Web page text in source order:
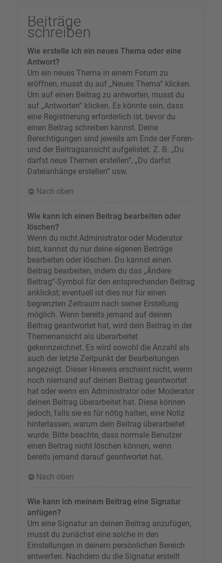
Beiträge
schreiben
Wie erstelle ich ein neues Thema oder eine
Antwort?
Um ein neues Thema in einem Forum zu
eröffnen, musst du auf „Neues Thema“ klicken.
Um auf einen Beitrag zu antworten, musst du
auf „Antworten“ klicken. Es könnte sein, dass
eine Registrierung erforderlich ist, bevor du
einen Beitrag schreiben kannst. Deine
Berechtigungen sind jeweils am Ende der Foren-
und der Beitragsansicht aufgelistet. Z. B. „Du
darfst neue Themen erstellen“, „Du darfst
Dateianhänge erstellen“ usw.
Nach oben
Wie kann ich einen Beitrag bearbeiten oder
löschen?
Wenn du nicht Administrator oder Moderator
bist, kannst du nur deine eigenen Beiträge
bearbeiten oder löschen. Du kannst einen
Beitrag bearbeiten, indem du das „Ändere
Beitrag“-Symbol für den entsprechenden Beitrag
anklickst; eventuell ist dies nur für einen
begrenzten Zeitraum nach seiner Erstellung
möglich. Wenn bereits jemand auf deinen
Beitrag geantwortet hat, wird dein Beitrag in der
Themenansicht als überarbeitet
gekennzeichnet. Es wird sowohl die Anzahl als
auch der letzte Zeitpunkt der Bearbeitungen
angezeigt. Dieser Hinweis erscheint nicht, wenn
noch niemand auf deinen Beitrag geantwortet
hat oder wenn ein Administrator oder Moderator
deinen Beitrag überarbeitet hat. Diese können
jedoch, falls sie es für nötig halten, eine Notiz
hinterlassen, warum dein Beitrag überarbeitet
wurde. Bitte beachte, dass normale Benutzer
einen Beitrag nicht löschen können, wenn
bereits jemand darauf geantwortet hat.
Nach oben
Wie kann ich meinem Beitrag eine Signatur
anfügen?
Um eine Signatur an deinen Beitrag anzufügen,
musst du zunächst eine solche in den
Einstellungen in deinem persönlichen Bereich
entwerfen. Nachdem du die Signatur erstellt